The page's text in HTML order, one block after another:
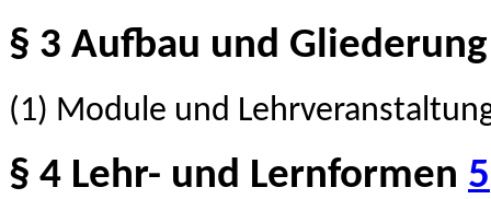
§ 3 Aufbau und
(1) Module und
§ 4 Lehr- und Lernformen 5